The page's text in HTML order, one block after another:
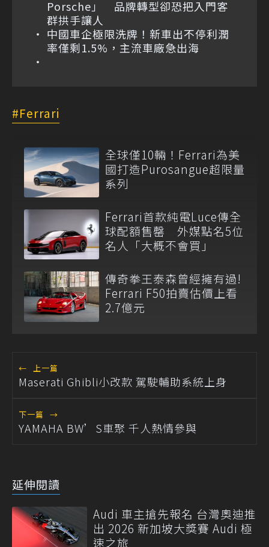
Porsche」 品牌轉型卻恐把入門客
群拱手讓人
中國車企極限洗牌！新車出不停利潤
率僅剩1.5%，主流車廠急出海
Ferrari
全球僅10輛！Ferrari為美
國打造Purosangue超限量
系列
Ferrari首款純電Luce傳全
球配額售罄 外媒點名5位
名人「大概不會買」
傳奇拳王泰森曾經擁有過!
Ferrari F50拍賣估價上看
2.7億元
← 上一篇
Maserati Ghibli小改款 駕駛輔助系統上身
下一篇 →
YAMAHA BW’S車聚 千人熱情參與
延伸閱讀
Audi 車主搶先報名 台灣奧迪推
出 2026 新加坡大獎賽 Audi 極
速之旅